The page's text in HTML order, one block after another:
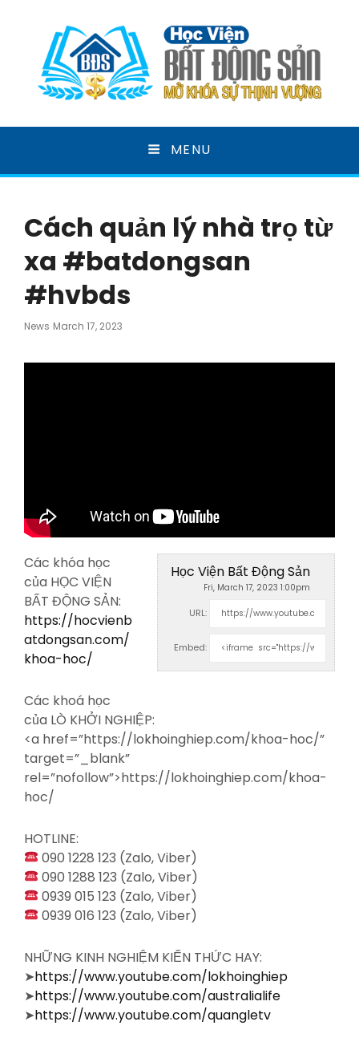
HỌC VIỆN BẤT ĐỘNG
SẢN
MENU
Cách quản lý nhà trọ từ
xa #batdongsan
#hvbds
News Posted
March 17, 2023
Học Viện Bất Động Sản
Fri, March 17, 2023 1:00pm
URL:
Embed:
Các khóa học
của HỌC VIỆN
BẤT ĐỘNG SẢN:
https://hocvienb
atdongsan.com/
khoa-hoc/
Các khoá học
của LÒ KHỞI NGHIỆP:
<a href=”https://lokhoinghiep.com/khoa-hoc/”
target=”_blank”
rel=”nofollow”>https://lokhoinghiep.com/khoa-
hoc/
HOTLINE:
090 1228 123 (Zalo, Viber)
090 1288 123 (Zalo, Viber)
0939 015 123 (Zalo, Viber)
0939 016 123 (Zalo, Viber)
NHỮNG KINH NGHIỆM KIẾN THỨC HAY:
➤https://www.youtube.com/lokhoinghiep
➤https://www.youtube.com/australialife
➤https://www.youtube.com/quangletv